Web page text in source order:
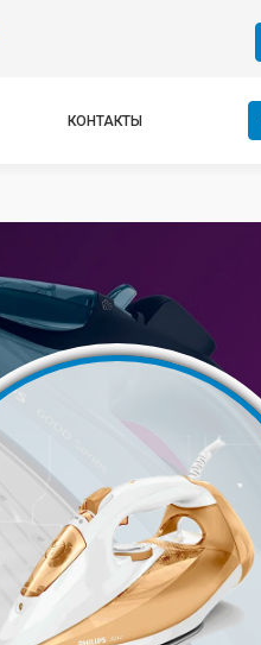
КОНТАКТЫ